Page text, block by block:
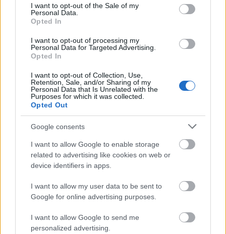
consent section.
I want to opt-out of the Sale of my
Personal Data.
Opted In
I want to opt-out of processing my
Personal Data for Targeted Advertising.
Opted In
I want to opt-out of Collection, Use,
Retention, Sale, and/or Sharing of my
Personal Data that Is Unrelated with the
Purposes for which it was collected.
Opted Out
Google consents
I want to allow Google to enable storage
related to advertising like cookies on web or
device identifiers in apps.
I want to allow my user data to be sent to
Google for online advertising purposes.
I want to allow Google to send me
personalized advertising.